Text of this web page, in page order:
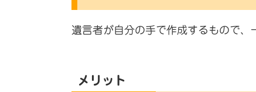
遺言者が自分の手で作成するもので、
メリット